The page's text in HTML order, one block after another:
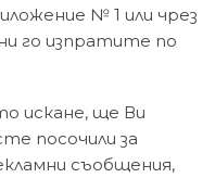
№ 1 или чрез
го изпратите по
искане, ще Ви
посочили за
съобщения,